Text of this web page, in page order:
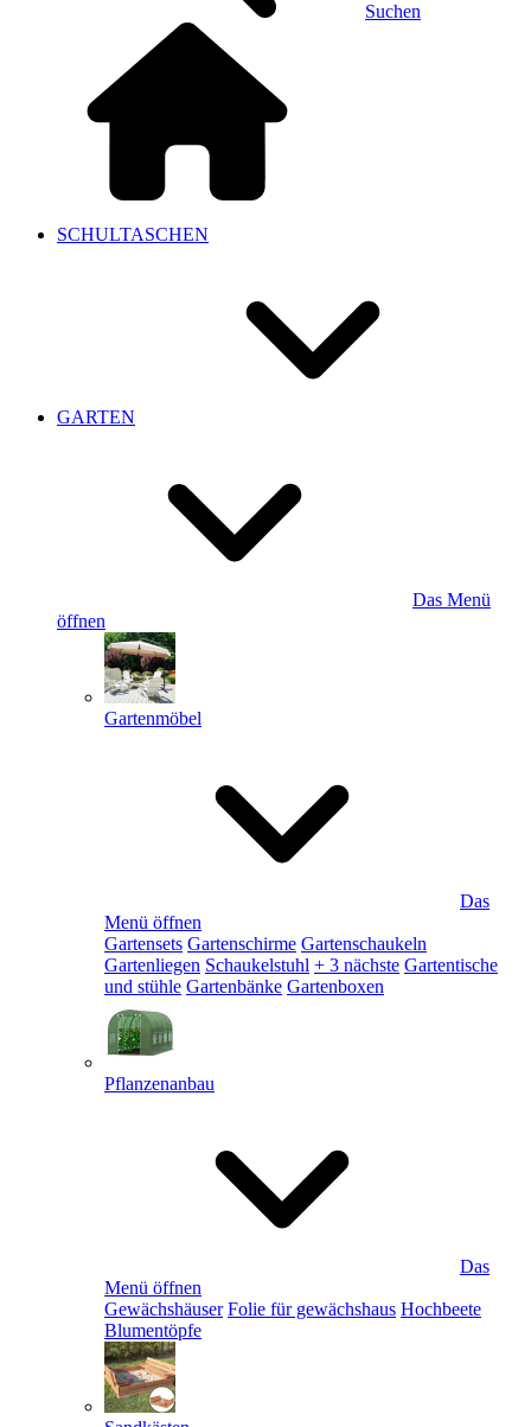
Suchen
SCHULTASCHEN
GARTEN
Das Menü
öffnen
Gartenmöbel
Das
Menü öffnen
Gartensets Gartenschirme Gartenschaukeln
Gartenliegen Schaukelstuhl + 3 nächste Gartentische
und stühle Gartenbänke Gartenboxen
Pflanzenanbau
Das
Menü öffnen
Gewächshäuser Folie für gewächshaus Hochbeete
Blumentöpfe